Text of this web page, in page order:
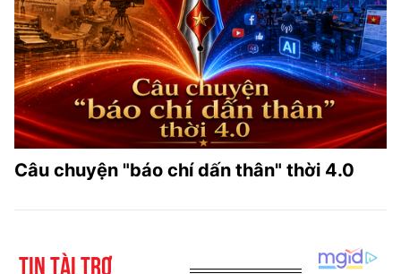
Câu chuyện "báo chí dấn thân" thời 4.0